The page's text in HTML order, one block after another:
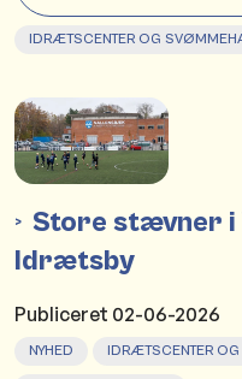
IDRÆTSCENTER OG
Store stævner i
Idrætsby
Publiceret 02-06-2026
NYHED IDRÆTSCENTER